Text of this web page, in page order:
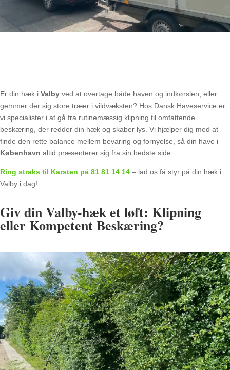
Er din hæk i Valby ved at overtage både haven og indkørslen, eller
gemmer der sig store træer i vildvæksten? Hos Dansk Haveservice er
vi specialister i at gå fra rutinemæssig klipning til omfattende
beskæring, der redder din hæk og skaber lys. Vi hjælper dig med at
finde den rette balance mellem bevaring og fornyelse, så din have i
København altid præsenterer sig fra sin bedste side.
Ring straks til Karsten på 81 81 14 14 – lad os få styr på din hæk i
Valby i dag!
Giv din Valby-hæk et løft: Klipning
eller Kompetent Beskæring?